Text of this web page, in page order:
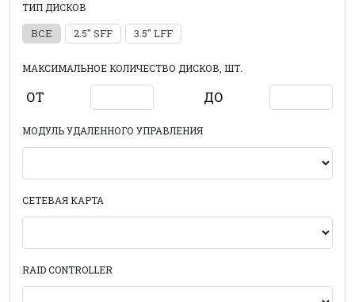
ТИП ДИСКОВ
ВСЕ 2.5" SFF 3.5" LFF
МАКСИМАЛЬНОЕ КОЛИЧЕСТВО ДИСКОВ, ШТ.
ОТ ДО
МОДУЛЬ УДАЛЕННОГО УПРАВЛЕНИЯ
СЕТЕВАЯ КАРТА
RAID CONTROLLER